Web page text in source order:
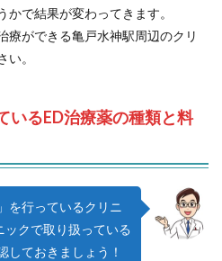
で結果が変わってきます。
療ができる亀戸水神駅周辺のクリ
。
いるED治療薬の種類と料
を行っているクリニ
クで取り扱っている
しておきましょう！